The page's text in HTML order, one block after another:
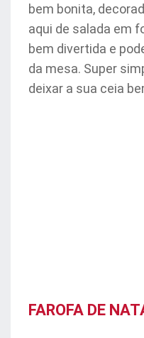
bem bonita,
aqui de salada em
bem divertida e
da mesa. Super
deixar a sua ceia
FAROFA DE